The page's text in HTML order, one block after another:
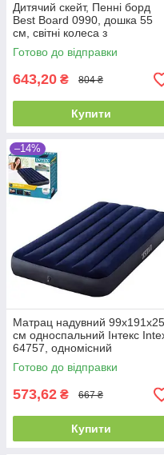
Дитячий скейт, Пенні борд
Best Board 0990, дошка 55
см, світні колеса з
поліуретану, Чорний
Готово до відправки
643,20 ₴ 804 ₴
Купити
–14%
Матрац надувний 99х191х25
см односпальний Інтекс
64757, одномісний
Готово до відправки
573,62 ₴ 667 ₴
Купити